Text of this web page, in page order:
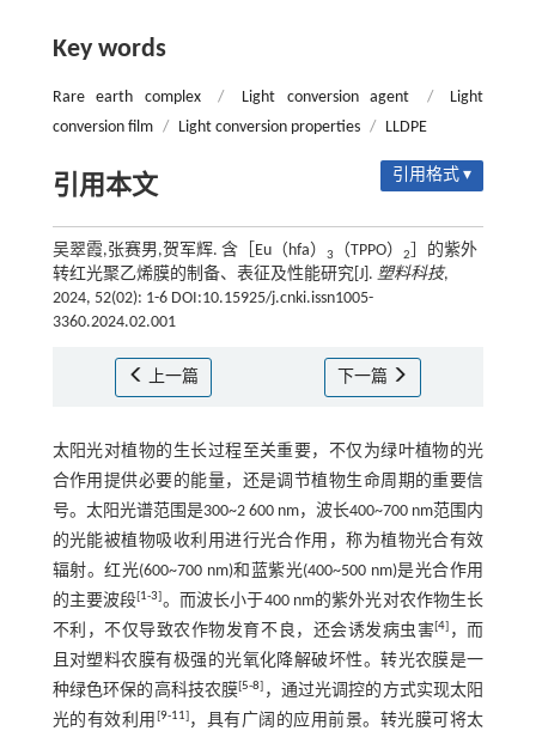
Key words
Rare earth complex / Light conversion agent /
Light
conversion film / Light conversion properties / LLDPE
引用本文 引用格式 ▾
吴翠霞,张赛男,贺军辉. 含［Eu（hfa） 3 （TPPO） 2
］的紫外
转红光聚乙烯膜的制备、表征及性能研究[J]. 塑料科技,
2024, 52(02): 1-6 DOI:10.15925/j.cnki.issn1005-
3360.2024.02.001
上一篇 下一篇
太阳光对植物的生长过程至关重要，不仅为绿叶植物的光
合作用提供必要的能量，还是调节植物生命周期的重要信
号。太阳光谱范围是300~2 600 nm，波长400~700 nm范围内
的光能被植物吸收利用进行光合作用，称为植物光合有效
辐射。红光(600~700 nm)和蓝紫光(400~500 nm)是光合作用
的主要波段[1-3]。而波长小于400 nm的紫外光对农作物生长
不利，不仅导致农作物发育不良，还会诱发病虫害[4] ，而
且对塑料农膜有极强的光氧化降解破坏性。转光农膜是一
种绿色环保的高科技农膜[5-8] ，通过光调控的方式实现太阳
光的有效利用 [9-11]，具有广阔的应用前景。转光膜可将太